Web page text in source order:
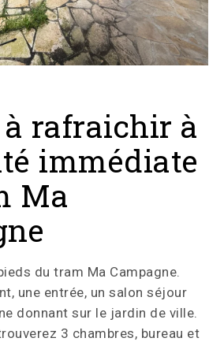
rafraichir à
immédiate
Ma
du tram Ma Campagne.
une entrée, un salon séjour
donnant sur le jardin de ville.
3 chambres, bureau et